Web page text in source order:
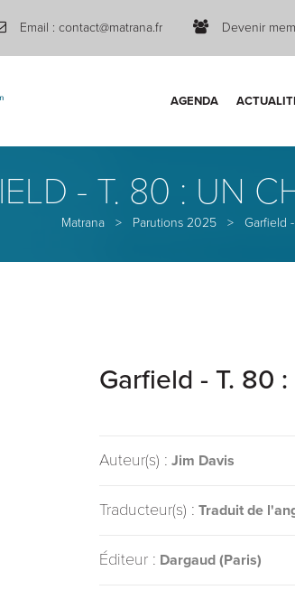
Email : contact@matrana.fr Devenir
AGENDA
- T. 80 : UN
Matrana > Parutions 2025 > Garfield
Garfield - T. 80
Auteur(s) : Jim Davis
Traducteur(s) : Traduit de
Éditeur : Dargaud (Paris)